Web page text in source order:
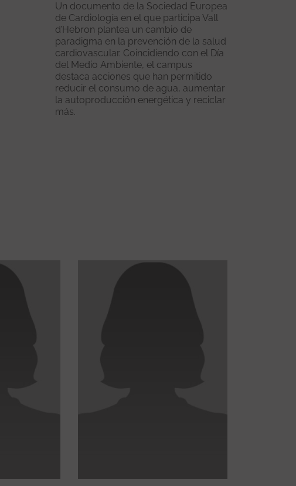
Un documento de la Sociedad Europea
de Cardiología en el que participa Vall
d’Hebron plantea un cambio de
paradigma en la prevención de la salud
cardiovascular. Coincidiendo con el Día
del Medio Ambiente, el campus
destaca acciones que han permitido
reducir el consumo de agua, aumentar
la autoproducción energética y reciclar
más.